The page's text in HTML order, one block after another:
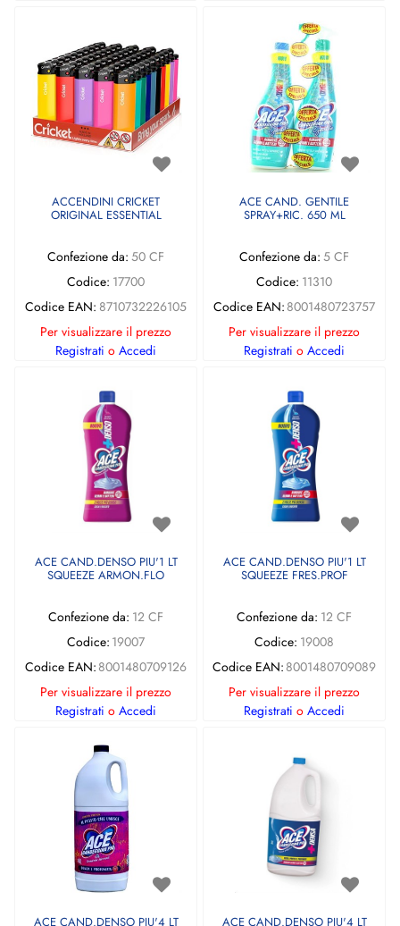
ACCENDINI CRICKET
ORIGINAL ESSENTIAL
Confezione da: 50 CF
Codice: 17700
Codice EAN: 8710732226105
Per visualizzare il prezzo
Registrati o Accedi
ACE CAND. GENTILE
SPRAY+RIC. 650 ML
Confezione da: 5 CF
Codice: 11310
Codice EAN: 8001480723757
Per visualizzare il prezzo
Registrati o Accedi
ACE CAND.DENSO PIU'1 LT
SQUEEZE ARMON.FLO
Confezione da: 12 CF
Codice: 19007
Codice EAN: 8001480709126
Per visualizzare il prezzo
Registrati o Accedi
ACE CAND.DENSO PIU'1 LT
SQUEEZE FRES.PROF
Confezione da: 12 CF
Codice: 19008
Codice EAN: 8001480709089
Per visualizzare il prezzo
Registrati o Accedi
ACE CAND.DENSO PIU'4 LT ACE CAND.DENSO PIU'4 LT